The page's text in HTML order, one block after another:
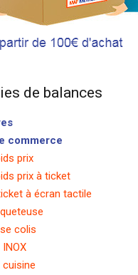
de balances
commerce
prix
prix à ticket
à écran tactile
colis
cuisine